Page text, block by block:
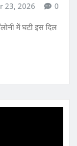
23, 2026 0
में घटी इस दिल